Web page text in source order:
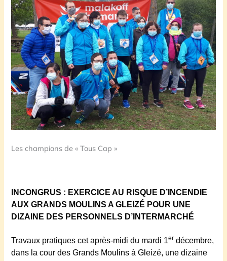
Les champions de « Tous Cap »
INCONGRUS : EXERCICE AU RISQUE D’INCENDIE
AUX GRANDS MOULINS A GLEIZÉ POUR UNE
DIZAINE DES PERSONNELS D’INTERMARCHÉ
Travaux pratiques cet après-midi du mardi 1er décembre,
dans la cour des Grands Moulins à Gleizé, une dizaine